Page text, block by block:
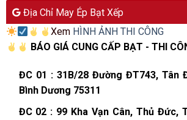
Địa Chỉ May Ép Bạt Xếp
Xem HÌNH ẢNH THI CÔNG
BÁO GIÁ CUNG CẤP BẠT - THI
ĐC 01 :31B/28 Đường ĐT743, Tân
Bình Dương 75311
ĐC 02 : 99 Kha Vạn Cân, Thủ Đức,